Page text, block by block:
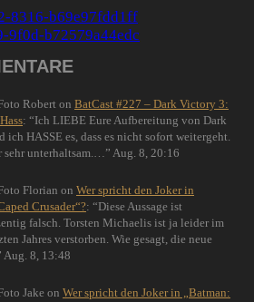
Robert on BatCast #227 – Dark Victory 3:
: “Ich LIEBE Eure Aufbereitung von Dark
ich HASSE es, dass es nicht sofort weitergeht.
sehr unterhaltsam.… ” Aug. 8, 20:16
Florian on Wer spricht den Joker in
Crusader“?: “Diese Aussage ist
falsch. Torsten Michaelis ist ja leider im
Jahres verstorben. Wie gesagt, die neue
Aug. 8, 13:48
Jake on Wer spricht den Joker in „Batman: